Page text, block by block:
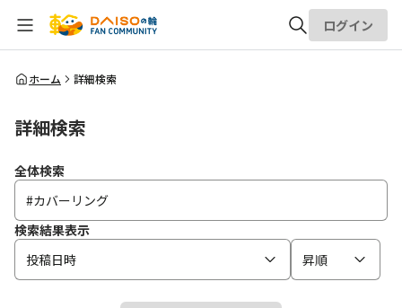
全体検索
ログイン
ホーム 詳細検索
詳細検索
全体検索
検索結果表示
投稿日時
昇順